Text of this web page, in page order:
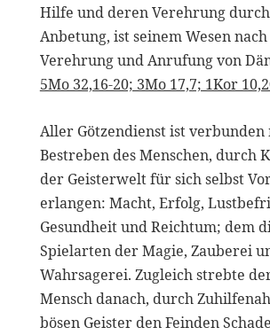
Hilfe und deren Verehrung
Anbetung, ist seinem Wesen
Verehrung und Anrufung von
5Mo 32,16-20; 3Mo 17,7; 1Kor
Aller Götzendienst ist verbunden
Bestreben des Menschen, durch
der Geisterwelt für sich selbst
erlangen: Macht, Erfolg,
Gesundheit und Reichtum; dem
Spielarten der Magie, Zauberei
Wahrsagerei. Zugleich strebte
Mensch danach, durch
bösen Geister den Feinden